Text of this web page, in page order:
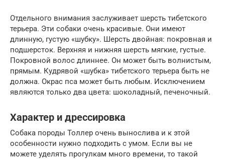
Отдельного внимания заслуживает шерсть тибетского
терьера. Эти собаки очень красивые. Они имеют
длинную, густую «шубку». Шерсть двойная: покровная и
подшерсток. Верхняя и нижняя шерсть мягкие, густые.
Покровной волос длиннее. Он может быть волнистым,
прямым. Кудрявой «шубка» тибетского терьера быть не
должна. Окрас пса может быть любым. Исключением
являются только два цвета: шоколадный, печеночный.
Характер и дрессировка
Собака породы Толлер очень вынослива и к этой
особенности нужно подходить с умом. Если вы не
можете уделять прогулкам много времени, то такой